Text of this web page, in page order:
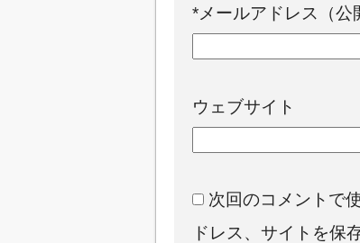
*メールアドレス（公
ウェブサイト
次回のコメントで
ドレス、サイトを保